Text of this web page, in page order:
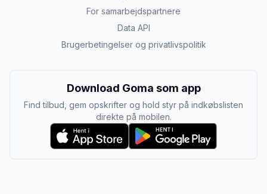
For samarbejdspartnere
Data API
Brugerbetingelser og privatlivspolitik
Download Goma som app
Find tilbud, gem opskrifter og hold styr på indkøbslisten
direkte på mobilen.